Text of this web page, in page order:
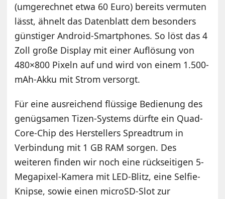
(umgerechnet etwa 60 Euro) bereits vermuten
lässt, ähnelt das Datenblatt dem besonders
günstiger Android-Smartphones. So löst das 4
Zoll große Display mit einer Auflösung von
480×800 Pixeln auf und wird von einem 1.500-
mAh-Akku mit Strom versorgt.
Für eine ausreichend flüssige Bedienung des
genügsamen Tizen-Systems dürfte ein Quad-
Core-Chip des Herstellers Spreadtrum in
Verbindung mit 1 GB RAM sorgen. Des
weiteren finden wir noch eine rückseitigen 5-
Megapixel-Kamera mit LED-Blitz, eine Selfie-
Knipse, sowie einen microSD-Slot zur